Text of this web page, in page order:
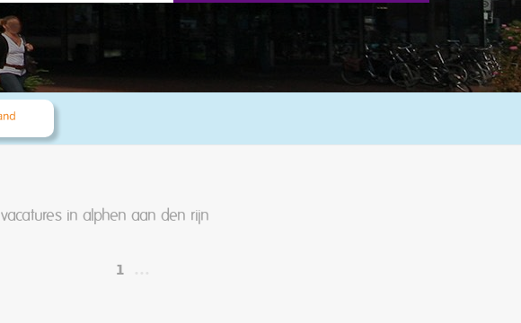
vacatures in alphen aan den rijn
1